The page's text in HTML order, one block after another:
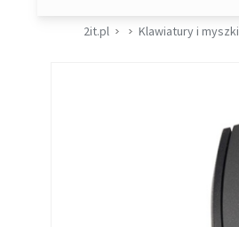
2it.pl Klawiatury i myszki